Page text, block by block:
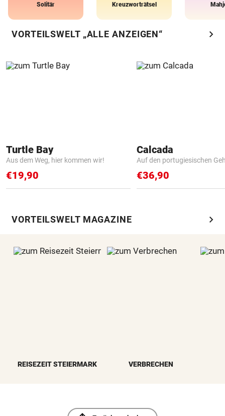
Solitär Kreuzworträtsel
VORTEILSWELT „ALLE ANZEIGEN“ chevron_right
Turtle Bay
Aus dem Weg, hier kommen wir!
€19,90
Calcada
Auf den portugiesischen
€36,90
VORTEILSWELT MAGAZINE chevron_right
REISEZEIT STEIERMARK VERBRECHEN